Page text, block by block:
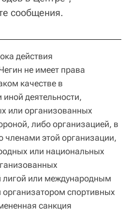
сообщения.
действия
не имеет права
качестве в
деятельности,
или организованных
либо организацией, в
членами этой организации,
или национальных
лигой или международным
спортивных
санкция